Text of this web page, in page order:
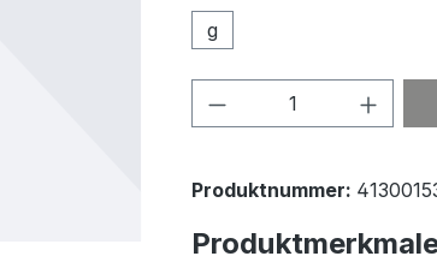
g
Produkt Anzahl:
Produktnummer: